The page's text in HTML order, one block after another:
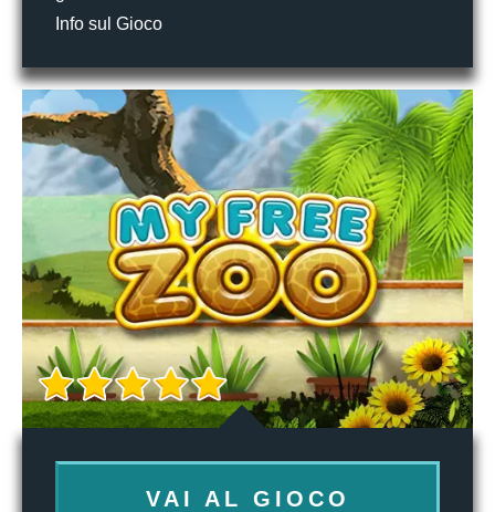
Info sul Gioco
VAI AL GIOCO